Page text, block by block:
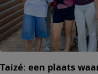
Taizé: een plaats